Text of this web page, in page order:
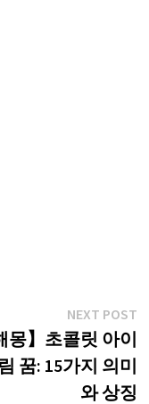
NEXT POST
몽】초콜릿 아이
꿈: 15가지 의미
와 상징